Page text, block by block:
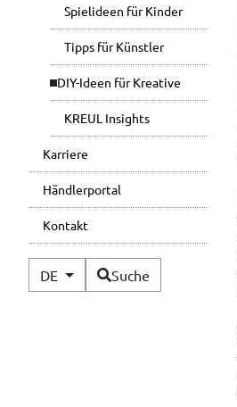
Spielideen für Kinder
Tipps für Künstler
DIY-Ideen für Kreative
KREUL Insights
Karriere
Händlerportal
Kontakt
DE Verfügbare Sprachen
Suche